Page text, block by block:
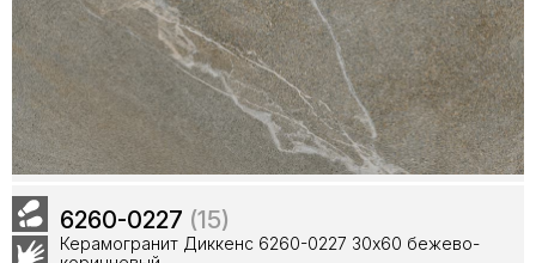
6260-0227 (15)
Керамогранит Диккенс 6260-0227 30х60 бежево-